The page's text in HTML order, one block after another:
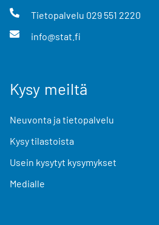
Tietopalvelu 029 551 2220
info@stat.fi
Kysy meiltä
Neuvonta ja tietopalvelu
Kysy tilastoista
Usein kysytyt kysymykset
Medialle